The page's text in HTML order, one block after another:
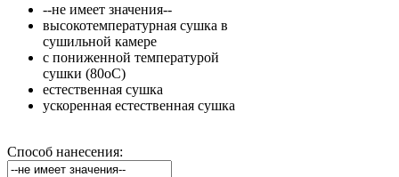
--не имеет значения--
высокотемпературная сушка в
сушильной камере
с пониженной температурой
сушки (80оС)
естественная сушка
ускоренная естественная сушка
Способ нанесения: